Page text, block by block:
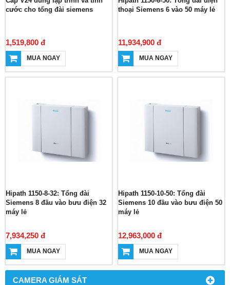
CAMERA GIÁM SÁT
cước cho tổng đài siemens
1,519,800 đ
MUA NGAY
thoại Siemens 6 vào 50 máy lẻ
11,934,900 đ
MUA NGAY
Hipath 1150-8-32: Tổng đài
Siemens 8 đầu vào bưu điện 32
máy lẻ
7,934,250 đ
MUA NGAY
Hipath 1150-10-50: Tổng đài
Siemens 10 đầu vào bưu điện 50
máy lẻ
12,963,000 đ
MUA NGAY